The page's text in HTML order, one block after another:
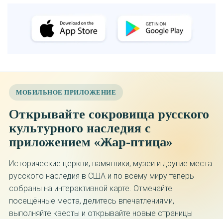
МОБИЛЬНОЕ ПРИЛОЖЕНИЕ
Открывайте сокровища русского
культурного наследия с
приложением «Жар-птица»
Исторические церкви, памятники, музеи и другие места
русского наследия в США и по всему миру теперь
собраны на интерактивной карте. Отмечайте
посещённые места, делитесь впечатлениями,
выполняйте квесты и открывайте новые страницы